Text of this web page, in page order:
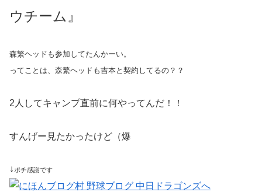
ウチーム』
森繁ヘッドも参加してたんかーい。
ってことは、森繁ヘッドも吉本と契約してるの？？
2人してキャンプ直前に何やってんだ！！
すんげー見たかったけど（爆
↓ ポチ感謝です